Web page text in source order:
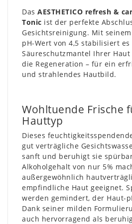
Das AESTHETICO refresh &
Tonic ist der perfekte
Gesichtsreinigung. Mit
pH-Wert von 4,5 stabilisiert
Säureschutzmantel Ihrer
die Regeneration – für ein
und strahlendes Hautbild.
Wohltuende Frische
Hauttyp
Dieses
gut verträgliche
sanft und beruhigt sie
Alkoholgehalt von nur 5%
außergewöhnlich
empfindliche Haut geeignet.
werden gemindert, der Haut-
Dank seiner milden
auch hervorragend als